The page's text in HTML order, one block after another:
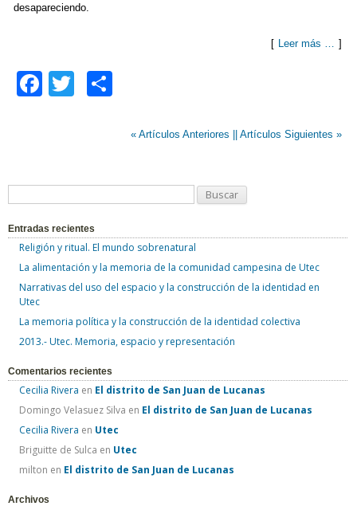
desapareciendo.
[ Leer más … ]
F
b
o
o
k
T
m
ar
tir
« Artículos Anteriores || Artículos Siguientes »
s
Entradas recientes
Religión y ritual. El mundo sobrenatural
La alimentación y la memoria de la comunidad campesina de Utec
Narrativas del uso del espacio y la construcción de la identidad en
Utec
La memoria política y la construcción de la identidad colectiva
2013.- Utec. Memoria, espacio y representación
Comentarios recientes
Cecilia Rivera en El distrito de San Juan de Lucanas
Domingo Velasuez Silva en El distrito de San Juan de Lucanas
Cecilia Rivera en Utec
Briguitte de Sulca en Utec
milton en El distrito de San Juan de Lucanas
Archivos